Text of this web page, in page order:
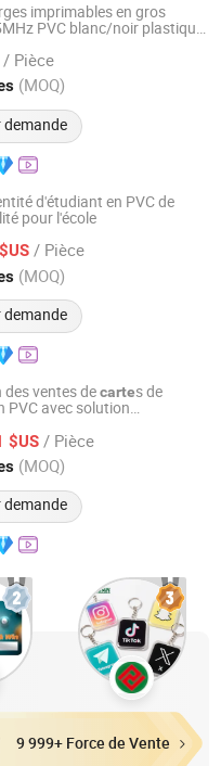
imprimables en gros
PVC blanc/noir plastique
etcarte
/ Pièce
(MOQ)
demande
Ltd.
2023
d'étudiant en PVC de
pour l'école
/ Pièce
(MOQ)
demande
Ltd.
2006
ventes decartes de
PVC avec solution
$US / Pièce
(MOQ)
demande
Ltd.
2010
9 999+ Force de Vente